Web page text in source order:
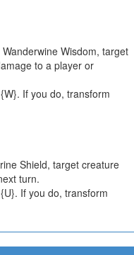
Wisdom, target
to a player or
If you do, transform
Shield, target creature
turn.
If you do, transform